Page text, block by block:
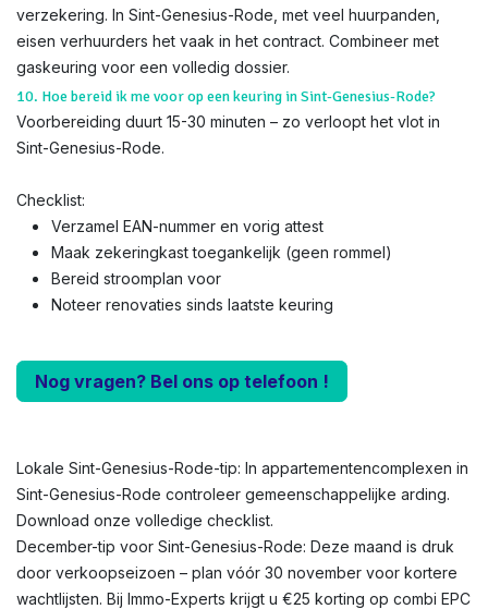
verzekering. In Sint-Genesius-Rode, met veel huurpanden,
eisen verhuurders het vaak in het contract. Combineer met
gaskeuring voor een volledig dossier.
10. Hoe bereid ik me voor op een keuring in Sint-Genesius-Rode?
Voorbereiding duurt 15-30 minuten – zo verloopt het vlot in
Sint-Genesius-Rode.
Checklist:
Verzamel EAN-nummer en vorig attest
Maak zekeringkast toegankelijk (geen rommel)
Bereid stroomplan voor
Noteer renovaties sinds laatste keuring
Nog vragen? Bel ons op telefoon !
Lokale Sint-Genesius-Rode-tip: In appartementencomplexen in
Sint-Genesius-Rode controleer gemeenschappelijke arding.
Download onze volledige checklist.
December-tip voor Sint-Genesius-Rode: Deze maand is druk
door verkoopseizoen – plan vóór 30 november voor kortere
wachtlijsten. Bij Immo-Experts krijgt u €25 korting op combi EPC